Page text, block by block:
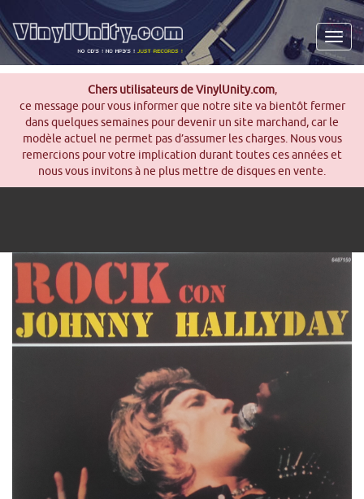
Chers utilisateurs de VinylUnity.com,
ce message pour vous informer que notre site va bientôt fermer
dans quelques semaines pour devenir un site marchand, car le
modèle actuel ne permet pas d’assumer les charges. Nous vous
remercions pour votre implication durant toutes ces années et
nous vous invitons à ne plus mettre de disques en vente.